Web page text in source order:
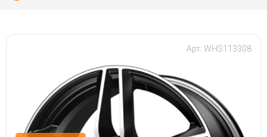
Арт: WHS113308